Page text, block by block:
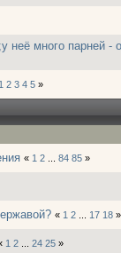
неё много парней -
1 2 3 4 5 »
« 1 2 84 85 »
« 1 2 17 18 »
1 2 24 25 »